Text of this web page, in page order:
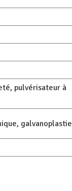
pulvérisateur à
galvanoplastie